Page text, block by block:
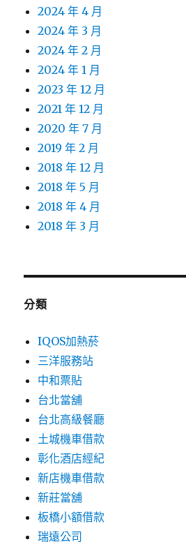
2024 年 4 月
2024 年 3 月
2024 年 2 月
2024 年 1 月
2023 年 12 月
2021 年 12 月
2020 年 7 月
2019 年 2 月
2018 年 12 月
2018 年 5 月
2018 年 4 月
2018 年 3 月
分類
IQOS加熱菸
三洋服務站
中和票貼
台北當舖
台北高級餐廳
土城機車借款
彰化酒店經紀
新店機車借款
新莊當舖
板橋小額借款
瑞遠公司